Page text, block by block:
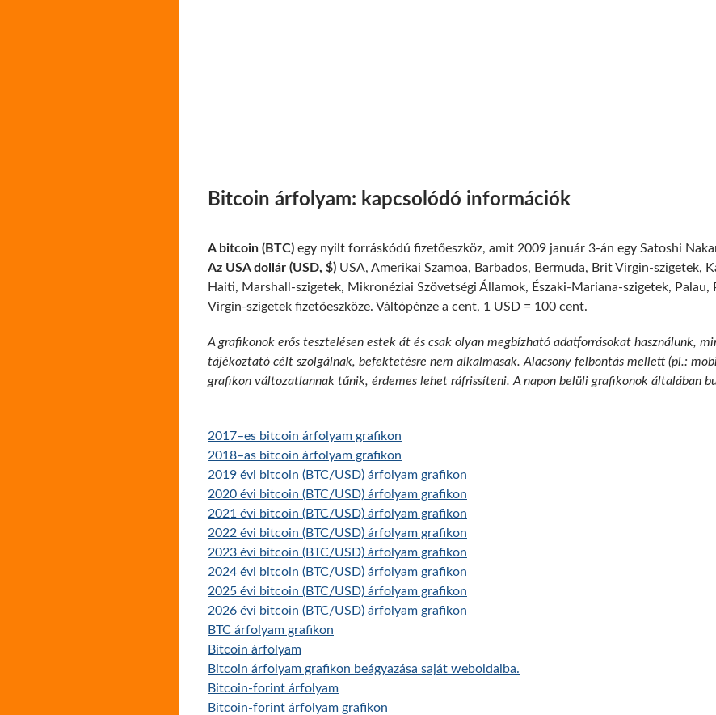
Bitcoin árfolyam: kapcsolódó információk
A bitcoin (BTC) egy nyilt forráskódú fizetőeszköz, amit 2009 január 3-án egy Satoshi
Az USA dollár (USD, $) USA, Amerikai Szamoa, Barbados, Bermuda, Brit Virgin-szigetek,
Haiti, Marshall-szigetek, Mikronéziai Szövetségi Államok, Északi-Mariana-szigetek,
Virgin-szigetek fizetőeszköze. Váltópénze a cent, 1 USD = 100 cent.
A grafikonok erős tesztelésen estek át és csak olyan megbízható adatforrásokat használunk,
tájékoztató célt szolgálnak, befektetésre nem alkalmasak. Alacsony felbontás mellett (pl.:
grafikon változatlannak tűnik, érdemes lehet ráfrissíteni. A napon belüli grafikonok általában
2017–es bitcoin árfolyam grafikon
2018–as bitcoin árfolyam grafikon
2019 évi bitcoin (BTC/USD) árfolyam grafikon
2020 évi bitcoin (BTC/USD) árfolyam grafikon
2021 évi bitcoin (BTC/USD) árfolyam grafikon
2022 évi bitcoin (BTC/USD) árfolyam grafikon
2023 évi bitcoin (BTC/USD) árfolyam grafikon
2024 évi bitcoin (BTC/USD) árfolyam grafikon
2025 évi bitcoin (BTC/USD) árfolyam grafikon
2026 évi bitcoin (BTC/USD) árfolyam grafikon
BTC árfolyam grafikon
Bitcoin árfolyam
Bitcoin árfolyam grafikon beágyazása saját weboldalba.
Bitcoin-forint árfolyam
Bitcoin-forint árfolyam grafikon